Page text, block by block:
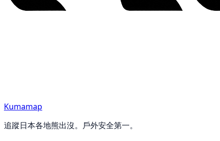
Kumamap
追蹤日本各地熊出沒。戶外安全第一。